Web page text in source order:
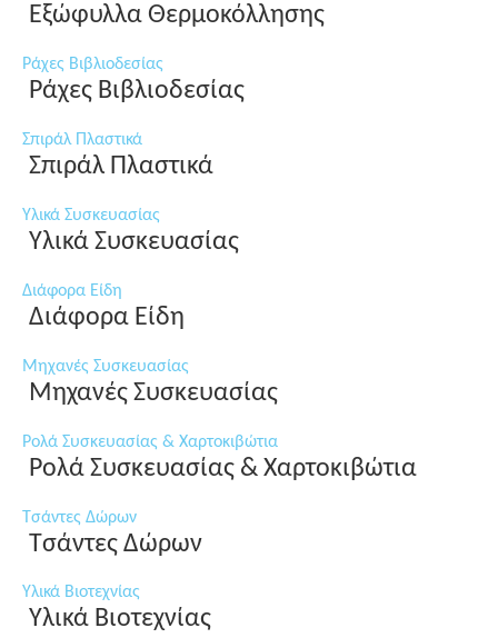
Εξώφυλλα Θερμοκόλλησης
Ράχες Βιβλιοδεσίας
Ράχες Βιβλιοδεσίας
Σπιράλ Πλαστικά
Σπιράλ Πλαστικά
Υλικά Συσκευασίας
Υλικά Συσκευασίας
Διάφορα Είδη
Διάφορα Είδη
Μηχανές Συσκευασίας
Μηχανές Συσκευασίας
Ρολά Συσκευασίας & Χαρτοκιβώτια
Ρολά Συσκευασίας & Χαρτοκιβώτια
Τσάντες Δώρων
Τσάντες Δώρων
Υλικά Βιοτεχνίας
Υλικά Βιοτεχνίας